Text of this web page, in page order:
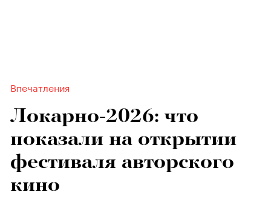
Впечатления
Локарно-2026: что
показали на открытии
фестиваля авторского
кино